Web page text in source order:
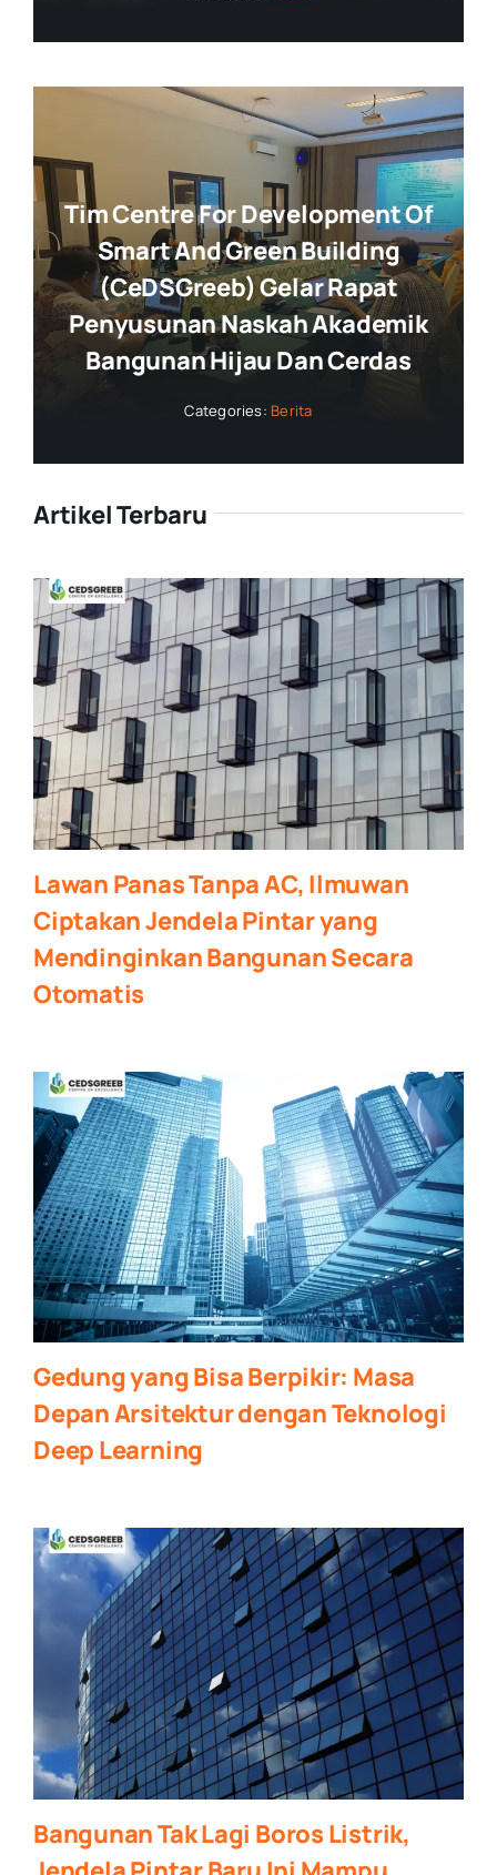
Tim Centre For Development Of
Smart And Green Building
(CeDSGreeb) Gelar Rapat
Penyusunan Naskah Akademik
Bangunan Hijau Dan Cerdas
Categories: Berita
Artikel Terbaru
Lawan Panas Tanpa AC, Ilmuwan
Ciptakan Jendela Pintar yang
Mendinginkan Bangunan Secara
Otomatis
Gedung yang Bisa Berpikir: Masa
Depan Arsitektur dengan Teknologi
Deep Learning
Bangunan Tak Lagi Boros Listrik,